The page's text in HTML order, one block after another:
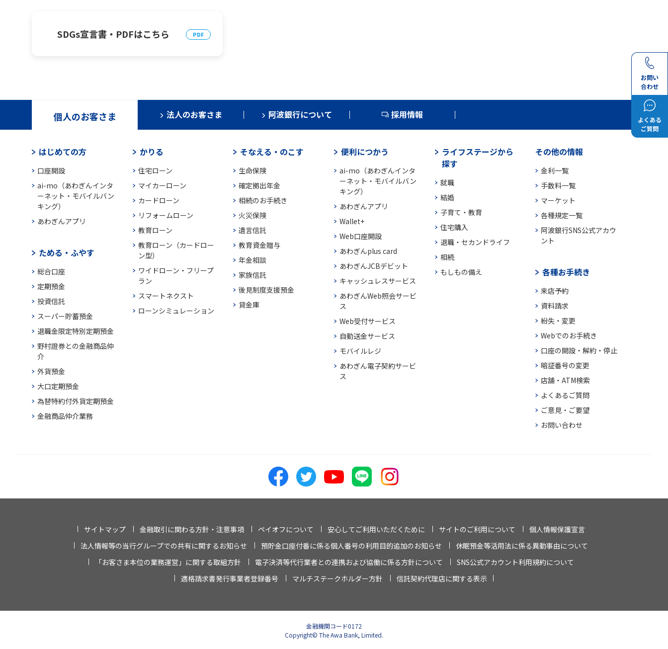
お問い
合わせ
よくある
ご質問
SDGs宣言書・PDFはこちら
個人のお客さま 法人のお客さま 阿波銀行について 採用情報
はじめての方
口座開設
ai-mo（あわぎんインタ
ーネット・モバイルバン
キング）
あわぎんアプリ
ためる・ふやす
総合口座
定期預金
投資信託
スーパー貯蓄預金
退職金限定特別定期預金
野村證券との金融商品仲
介
外貨預金
大口定期預金
為替特約付外貨定期預金
金融商品仲介業務
かりる
住宅ローン
マイカーローン
カードローン
リフォームローン
教育ローン
教育ローン（カードロー
ン型）
ワイドローン・フリープ
ラン
スマートネクスト
ローンシミュレーション
そなえる・のこす
生命保険
確定拠出年金
相続のお手続き
火災保険
遺言信託
教育資金贈与
年金相談
家族信託
後見制度支援預金
貸金庫
便利につかう
ai-mo（あわぎんインタ
ーネット・モバイルバン
キング）
あわぎんアプリ
Wallet+
Web口座開設
あわぎんplus card
あわぎんJCBデビット
キャッシュレスサービス
あわぎんWeb照会サービ
ス
Web受付サービス
自動送金サービス
モバイルレジ
あわぎん電子契約サービ
ス
ライフステージから
探す
就職
結婚
子育て・教育
住宅購入
退職・セカンドライフ
相続
もしもの備え
その他の情報
金利一覧
手数料一覧
マーケット
各種規定一覧
阿波銀行SNS公式アカウ
ント
各種お手続き
来店予約
資料請求
紛失・変更
Webでのお手続き
口座の開設・解約・停止
暗証番号の変更
店舗・ATM検索
よくあるご質問
ご意見・ご要望
お問い合わせ
サイトマップ 金融取引に関わる方針・注意事項 ペイオフについて 安心してご利用いただくために サイトのご利用について
個人情報保護宣言
法人情報等の当行グループでの共有に関するお知らせ
預貯金口座付番に係る個人番号の利用目的追加のお知らせ
休眠預金等活用法に係る異動事由について
「お客さま本位の業務運営」に関する取組方針
電子決済等代行業者との連携および協働に係る方針について
SNS公式アカウント利用規約について
適格請求書発行事業者登録番号
マルチステークホルダー方針 信託契約代理店に関する表示
金融機関コード0172
Copyright© The Awa Bank, Limited.